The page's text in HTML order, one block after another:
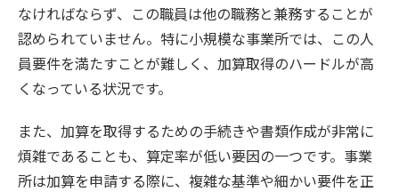
なければならず、この職員は他の職務と兼務することが
認められていません。特に小規模な事業所では、この人
員要件を満たすことが難しく、加算取得のハードルが高
くなっている状況です。
また、加算を取得するための手続きや書類作成が非常に
煩雑であることも、算定率が低い要因の一つです。事業
所は加算を申請する際に、複雑な基準や細かい要件を正